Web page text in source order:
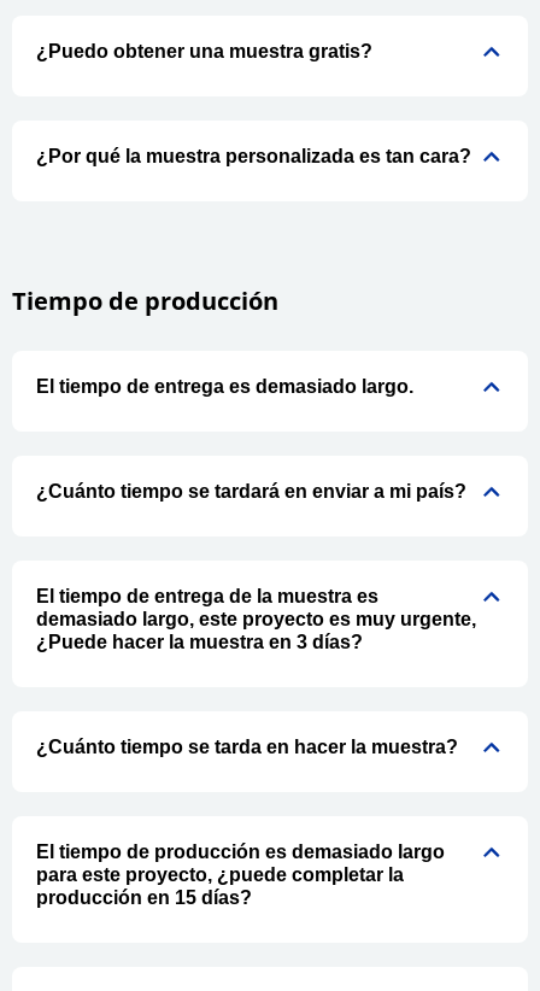
¿Puedo obtener una muestra gratis?
¿Por qué la muestra personalizada es tan cara?
Tiempo de producción
El tiempo de entrega es demasiado largo.
¿Cuánto tiempo se tardará en enviar a mi país?
El tiempo de entrega de la muestra es
demasiado largo, este proyecto es muy urgente,
¿Puede hacer la muestra en 3 días?
¿Cuánto tiempo se tarda en hacer la muestra?
El tiempo de producción es demasiado largo
para este proyecto, ¿puede completar la
producción en 15 días?